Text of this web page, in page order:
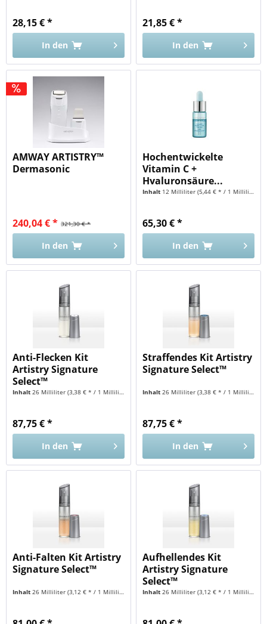
28,15 € *
In den
21,85 € *
In den
AMWAY ARTISTRY™
Dermasonic
321,30 € *
240,04 € *
In den
Hochentwickelte
Vitamin C +
Hyaluronsäure...
Inhalt 12 Milliliter(5,44 € * / 1 Milliliter)
65,30 € *
In den
Anti-Flecken Kit
Artistry Signature
Select™
Inhalt26 Milliliter(3,38 € * / 1 Milliliter)
87,75 € *
In den
Straffendes Kit Artistry
Signature Select™
Inhalt26 Milliliter(3,38 € * / 1 Milliliter)
87,75 € *
In den
Anti-Falten Kit Artistry
Signature Select™
Inhalt26 Milliliter(3,12 € * / 1 Milliliter)
Aufhellendes Kit
Artistry Signature
Select™
Inhalt26 Milliliter(3,12 € * / 1 Milliliter)